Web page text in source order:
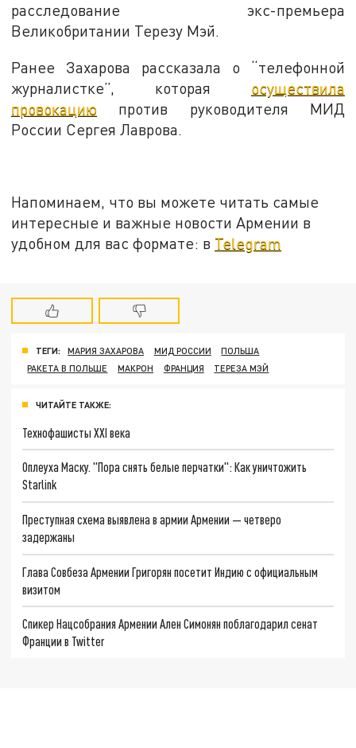
расследование экс-премьера
Великобритании Терезу Мэй.
Ранее Захарова рассказала о “телефонной
журналистке”, которая осуществила
провокацию против руководителя МИД
России Сергея Лаврова.
Напоминаем, что вы можете читать самые
интересные и важные новости Армении в
удобном для вас формате: в Telegram
ТЕГИ: МАРИЯ ЗАХАРОВА МИД РОССИИ
ПОЛЬША
РАКЕТА В ПОЛЬШЕ
МАКРОН ФРАНЦИЯ ТЕРЕЗА МЭЙ
ЧИТАЙТЕ ТАКЖЕ:
Технофашисты XXI века
Оплеуха Маску. "Пора снять белые перчатки": Как уничтожить
Starlink
Преступная схема выявлена в армии Армении — четверо
задержаны
Глава Совбеза Армении Григорян посетит Индию с официальным
визитом
Спикер Нацсобрания Армении Ален Симонян поблагодарил сенат
Франции в Twitter